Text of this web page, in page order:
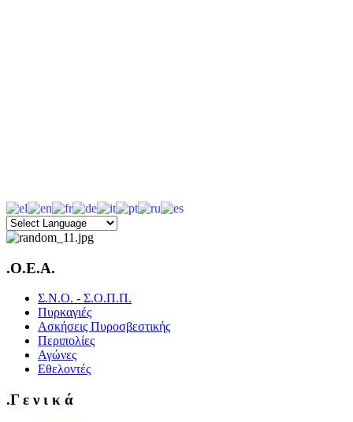
.O.E.A.
Σ.Ν.Ο. - Σ.Ο.Π.Π.
Πυρκαγιές
Ασκήσεις Πυροσβεστικής
Περιπολίες
Αγώνες
Εθελοντές
.Γ ε ν ι κ ά